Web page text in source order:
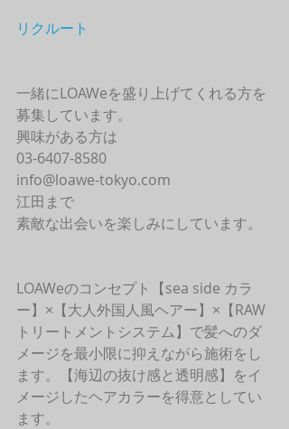
リクルート
一緒にLOAWeを盛り上げてくれる方を
募集しています。
興味がある方は
03-6407-8580
info@loawe-tokyo.com
江田まで
素敵な出会いを楽しみにしています。
LOAWeのコンセプト【sea side カラ
ー】×【大人外国人風ヘアー】×【RAW
トリートメントシステム】で髪へのダ
メージを最小限に抑えながら施術をし
ます。【海辺の抜け感と透明感】をイ
メージしたヘアカラーを得意としてい
ます。